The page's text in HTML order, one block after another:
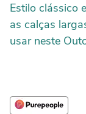
Estilo clássico
as calças
usar neste